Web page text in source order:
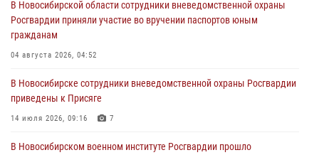
При силовой поддержке бойцов ОМОН и СОБР Росгвардии
пресечена деятельность группы лиц, причастных к мошенничеству
в сфере страхования
В Новосибирске сотрудниками вневедомственной охраны
Росгвардии задержан гражданин, находящийся в розыске
В Новосибирской области сотрудники вневедомственной охраны
Росгвардии приняли участие во вручении паспортов юным
гражданам
04 августа 2026, 04:52
В Новосибирске сотрудники вневедомственной охраны Росгвардии
приведены к Присяге
14 июля 2026, 09:16 7
В Новосибирском военном институте Росгвардии прошло